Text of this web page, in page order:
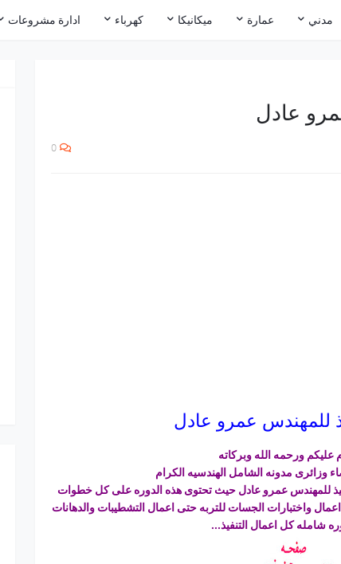
مدني عمارة ميكانيكا كهرباء ادارة مشروعات
عادل
0
للمهندس عمرو عادل
عليكم ورحمه الله وبركاته
وزائرى مدونه الشامل الهندسيه الكرام
للمهندس عمرو عادل حيث تحتوى هذه الدوره على كل خطوات
واختبارات الجسات للتربه حتى اعمال التشطيبات والدهانات
شامله كل اعمال التنفيذ...